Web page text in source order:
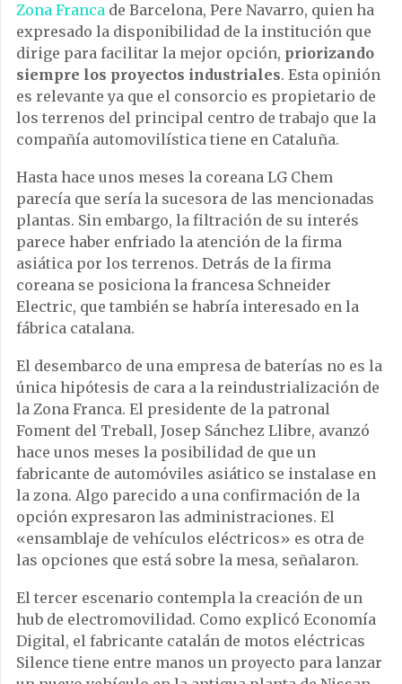
Zona Franca de Barcelona, Pere Navarro, quien ha
expresado la disponibilidad de la institución que
dirige para facilitar la mejor opción, priorizando
siempre los proyectos industriales. Esta opinión
es relevante ya que el consorcio es propietario de
los terrenos del principal centro de trabajo que la
compañía automovilística tiene en Cataluña.
Hasta hace unos meses la coreana LG Chem
parecía que sería la sucesora de las mencionadas
plantas. Sin embargo, la filtración de su interés
parece haber enfriado la atención de la firma
asiática por los terrenos. Detrás de la firma
coreana se posiciona la francesa Schneider
Electric, que también se habría interesado en la
fábrica catalana.
El desembarco de una empresa de baterías no es la
única hipótesis de cara a la reindustrialización de
la Zona Franca. El presidente de la patronal
Foment del Treball, Josep Sánchez Llibre, avanzó
hace unos meses la posibilidad de que un
fabricante de automóviles asiático se instalase en
la zona. Algo parecido a una confirmación de la
opción expresaron las administraciones. El
«ensamblaje de vehículos eléctricos» es otra de
las opciones que está sobre la mesa, señalaron.
El tercer escenario contempla la creación de un
hub de electromovilidad. Como explicó Economía
Digital, el fabricante catalán de motos eléctricas
Silence tiene entre manos un proyecto para lanzar